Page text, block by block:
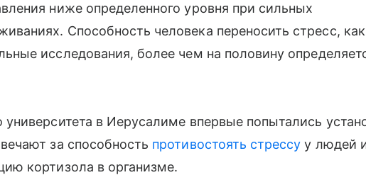
ниже определенного уровня при сильных
Способность человека переносить стресс, как
исследования, более чем на половину
университета в Иерусалиме впервые попытались
за способность противостоять стрессу у людей
кортизола в организме.